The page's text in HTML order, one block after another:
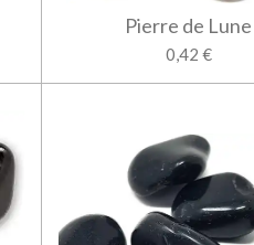
Pierre de Lune
0,42 €